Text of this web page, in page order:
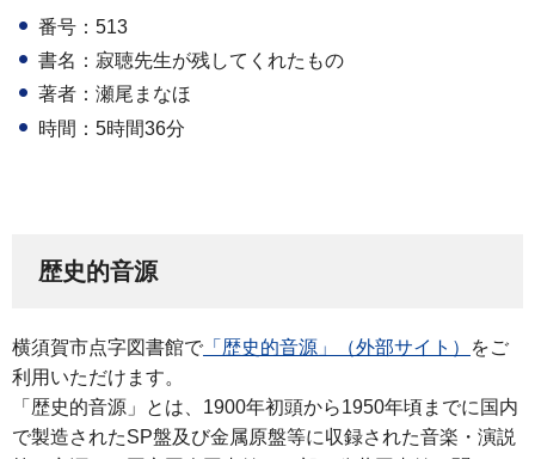
番号：513
書名：寂聴先生が残してくれたもの
著者：瀬尾まなほ
時間：5時間36分
歴史的音源
横須賀市点字図書館で 「歴史的音源」（外部サイト）
をご
利用いただけます。
「歴史的音源」とは、1900年初頭から1950年頃までに国内
で製造されたSP盤及び金属原盤等に収録された音楽・演説